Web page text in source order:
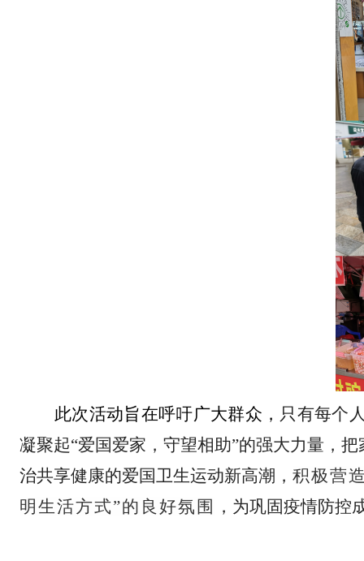
此次活动旨在呼吁广大群众， 只有每个
凝聚起“爱国爱家，守望相助”的强大力量，
治共享健康的爱国卫生运动新高潮， 积极营
明生活方式”的良好氛围 ，为巩固疫情防控